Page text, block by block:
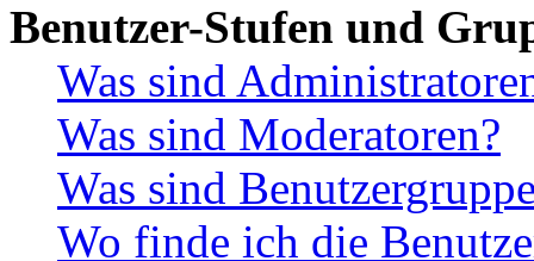
Benutzer-Stufen und
Was sind
Was sind Moderatoren?
Was sind
Wo finde ich die